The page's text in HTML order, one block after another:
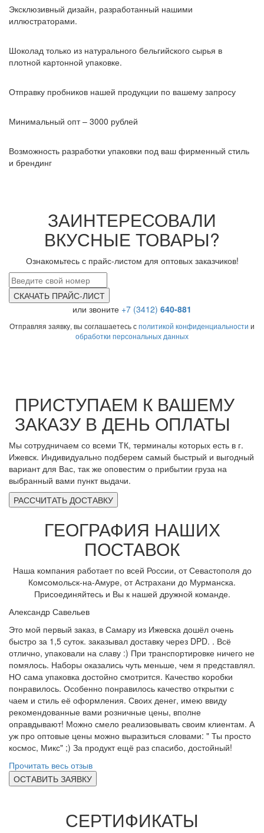
Эксклюзивный дизайн, разработанный нашими
иллюстраторами.
Шоколад только из натурального бельгийского сырья в
плотной картонной упаковке.
Отправку пробников нашей продукции по вашему запросу
Минимальный опт – 3000 рублей
Возможность разработки упаковки под ваш фирменный стиль
и брендинг
ЗАИНТЕРЕСОВАЛИ
ВКУСНЫЕ ТОВАРЫ?
Ознакомьтесь с прайс-листом для оптовых заказчиков!
СКАЧАТЬ ПРАЙС-ЛИСТ
или звоните +7 (3412) 640-881
Отправляя заявку, вы соглашаетесь сполитикой конфиденциальности и
обработки персональных данных
ПРИСТУПАЕМ К ВАШЕМУ
ЗАКАЗУ В ДЕНЬ ОПЛАТЫ
Мы сотрудничаем со всеми ТК, терминалы которых есть в г.
Ижевск. Индивидуально подберем самый быстрый и выгодный
вариант для Вас, так же оповестим о прибытии груза на
выбранный вами пункт выдачи.
РАССЧИТАТЬ ДОСТАВКУ
ГЕОГРАФИЯ НАШИХ
ПОСТАВОК
Наша компания работает по всей России, от Севастополя до
Комсомольск-на-Амуре, от Астрахани до Мурманска.
Присоединяйтесь и Вы к нашей дружной команде.
Александр Савельев
Это мой первый заказ, в Самару из Ижевска дошёл очень
быстро за 1,5 суток. заказывал доставку через DPD. . Всё
отлично, упаковали на славу :) При транспортировке ничего не
помялось. Наборы оказались чуть меньше, чем я представлял.
НО сама упаковка достойно смотрится. Качество коробки
понравилось. Особенно понравилось качество открытки с
чаем и стиль её оформления. Своих денег, имею ввиду
рекомендованные вами розничные цены, вполне
оправдывают! Можно смело реализовывать своим клиентам. А
уж про оптовые цены можно выразиться словами: " Ты просто
космос, Микс" ;) За продукт ещё раз спасибо, достойный!
Прочитать весь отзыв
ОСТАВИТЬ ЗАЯВКУ
СЕРТИФИКАТЫ